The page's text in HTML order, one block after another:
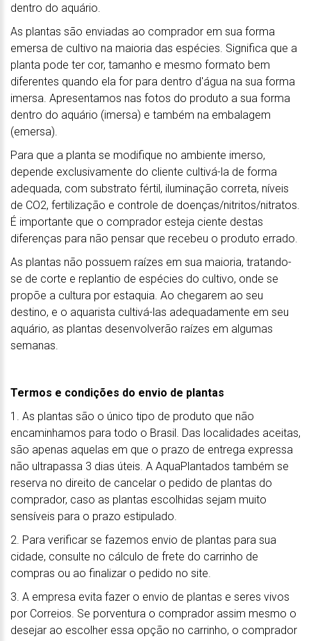
dentro do aquário.
As plantas são enviadas ao comprador em sua forma
emersa de cultivo na maioria das espécies. Significa que a
planta pode ter cor, tamanho e mesmo formato bem
diferentes quando ela for para dentro d'água na sua forma
imersa. Apresentamos nas fotos do produto a sua forma
dentro do aquário (imersa) e também na embalagem
(emersa).
Para que a planta se modifique no ambiente imerso,
depende exclusivamente do cliente cultivá-la de forma
adequada, com substrato fértil, iluminação correta, níveis
de CO2, fertilização e controle de doenças/nitritos/nitratos.
É importante que o comprador esteja ciente destas
diferenças para não pensar que recebeu o produto errado.
As plantas não possuem raízes em sua maioria, tratando-
se de corte e replantio de espécies do cultivo, onde se
propõe a cultura por estaquia. Ao chegarem ao seu
destino, e o aquarista cultivá-las adequadamente em seu
aquário, as plantas desenvolverão raízes em algumas
semanas.
Termos e condições do envio de plantas
1. As plantas são o único tipo de produto que não
encaminhamos para todo o Brasil. Das localidades aceitas,
são apenas aquelas em que o prazo de entrega expressa
não ultrapassa 3 dias úteis. A AquaPlantados também se
reserva no direito de cancelar o pedido de plantas do
comprador, caso as plantas escolhidas sejam muito
sensíveis para o prazo estipulado.
2. Para verificar se fazemos envio de plantas para sua
cidade, consulte no cálculo de frete do carrinho de
compras ou ao finalizar o pedido no site.
3. A empresa evita fazer o envio de plantas e seres vivos
por Correios. Se porventura o comprador assim mesmo o
desejar ao escolher essa opção no carrinho, o comprador